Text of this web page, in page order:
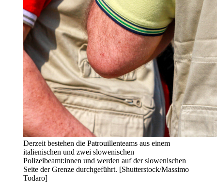
Derzeit bestehen die Patrouillenteams aus einem
italienischen und zwei slowenischen
Polizeibeamt:innen und werden auf der slowenischen
Seite der Grenze durchgeführt. [Shutterstock/Massimo
Todaro]